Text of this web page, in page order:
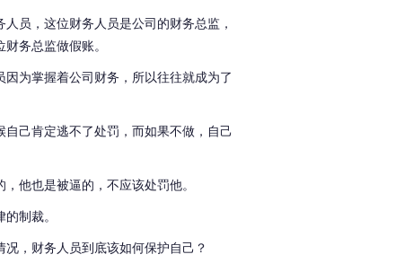
员，这位财务人员是公司的财务总监，
务总监做假账。
为掌握着公司财务，所以往往就成为了
己肯定逃不了处罚，而如果不做，自己
他也是被逼的，不应该处罚他。
制裁。
，财务人员到底该如何保护自己？